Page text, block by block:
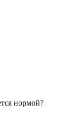
нормой?